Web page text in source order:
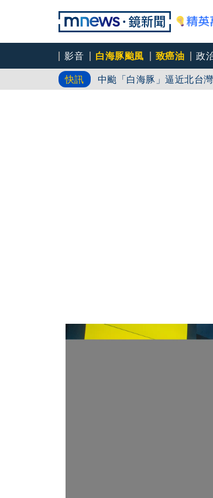
影音 白海豚颱風 致癌油 政
快訊
中颱「白海豚」逼近北台
笑著笑著就哭了 被遺忘